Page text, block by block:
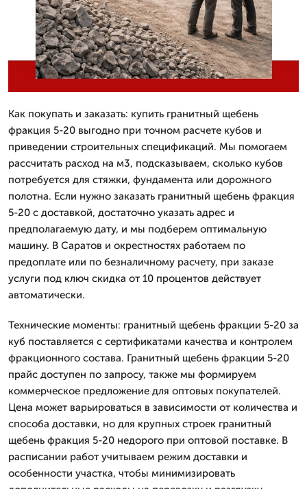
Как покупать и заказать: купить гранитный щебень
фракция 5-20 выгодно при точном расчете кубов и
приведении строительных спецификаций. Мы помогаем
рассчитать расход на м3, подсказываем, сколько кубов
потребуется для стяжки, фундамента или дорожного
полотна. Если нужно заказать гранитный щебень фракция
5-20 с доставкой, достаточно указать адрес и
предполагаемую дату, и мы подберем оптимальную
машину. В Саратов и окрестностях работаем по
предоплате или по безналичному расчету, при заказе
услуги под ключ скидка от 10 процентов действует
автоматически.
Технические моменты: гранитный щебень фракции 5-20 за
куб поставляется с сертификатами качества и контролем
фракционного состава. Гранитный щебень фракции 5-20
прайс доступен по запросу, также мы формируем
коммерческое предложение для оптовых покупателей.
Цена может варьироваться в зависимости от количества и
способа доставки, но для крупных строек гранитный
щебень фракция 5-20 недорого при оптовой поставке. В
расписании работ учитываем режим доставки и
особенности участка, чтобы минимизировать